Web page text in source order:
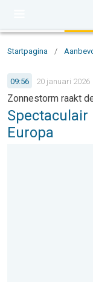
Startpagina /
09:56 20 januari 2026
Zonnestorm raakt
Europa